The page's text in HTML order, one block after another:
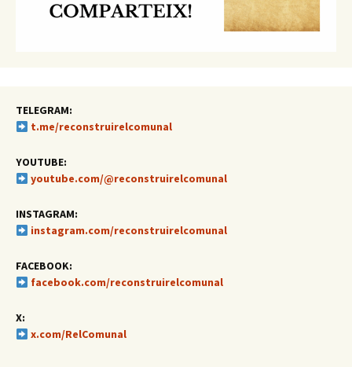
TELEGRAM:
t.me/reconstruirelcomunal
YOUTUBE:
youtube.com/@reconstruirelcomunal
INSTAGRAM:
instagram.com/reconstruirelcomunal
FACEBOOK:
facebook.com/reconstruirelcomunal
X:
x.com/RelComunal